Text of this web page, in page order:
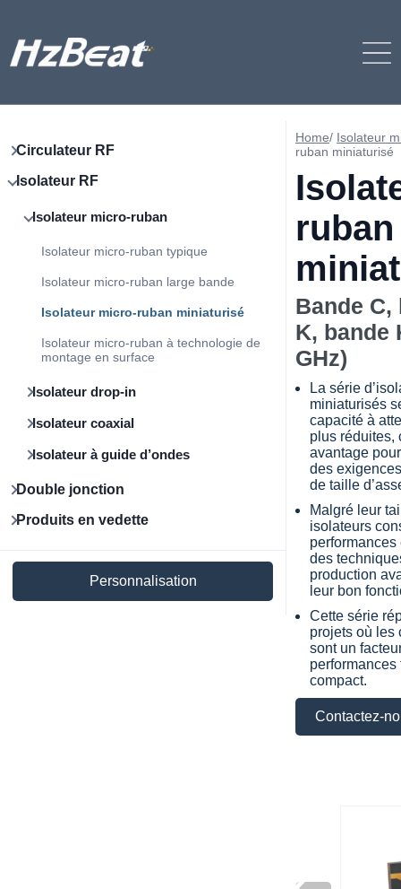
Circulateur RF
Isolateur RF
Isolateur micro-ruban
Isolateur micro-ruban typique
Isolateur micro-ruban large bande
Isolateur micro-ruban miniaturisé
Isolateur micro-ruban à technologie de
montage en surface
Isolateur drop-in
Isolateur coaxial
Isolateur à guide d’ondes
Double jonction
Produits en vedette
Personnalisation
Home/ Isolateur
ruban miniaturisé
ruban
Bande C,
K, bande
GHz)
La série
miniaturisés
capacité à
plus réduites,
avantage
des
de taille
Malgré leur
isolateurs
des
production
leur bon
Cette série
projets où les
sont un
compact.
Contactez-